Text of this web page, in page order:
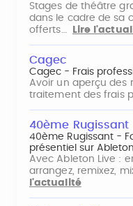
Stages de théâtre
dans le cadre de sa
offerts…
Lire
Cagec
Cagec - Frais
Avoir un aperçu des
traitement des frais
40ème Rugissant
40ème Rugissant -
présentiel sur
Avec Ableton Live :
arrangez, remixez,
l'actualité